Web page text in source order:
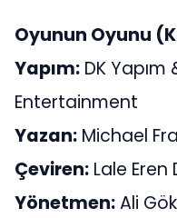
Oyunun Oyunu
Yapım: DK
Entertainment
Yazan: Michael
Çeviren: Lale Eren
Yönetmen:Ali